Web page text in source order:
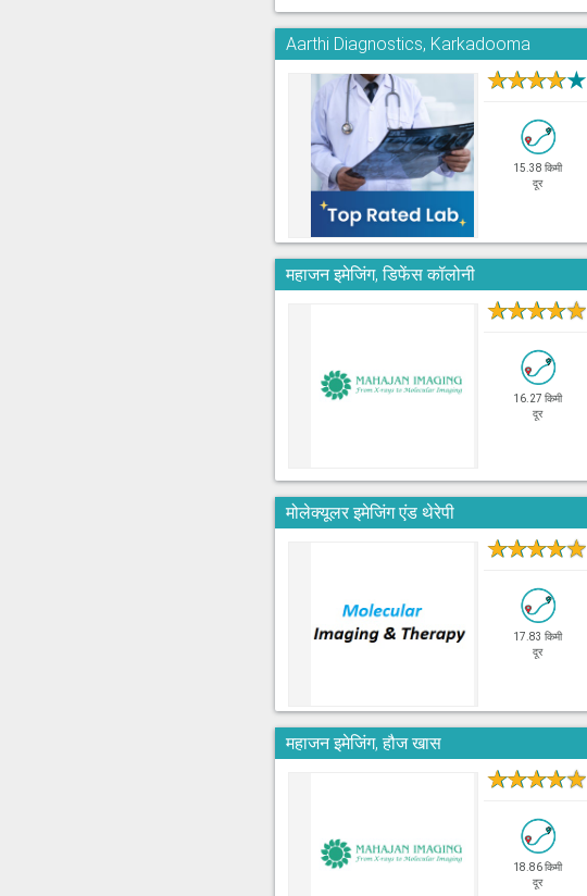
Aarthi Diagnostics, Karkadooma
★★★★★
15.38 किमी
दूर
महाजन इमेजिंग, डिफेंस कॉलोनी
★★★★★
16.27 किमी
दूर
मोलेक्यूलर इमेजिंग एंड थेरेपी
★★★★★
17.83 किमी
दूर
महाजन इमेजिंग, हौज खास
★★★★★
18.86 किमी
दूर